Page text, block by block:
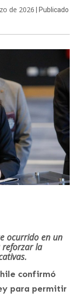
de 2026 | Publicado
ocurrido en un
reforzar la
confirmó
para permitir